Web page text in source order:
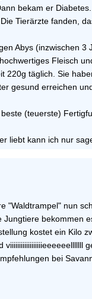
bekam er
Tierärzte fanden,
Abys (inzwischen
Fleisch
220g täglich. Sie
gesund erreichen
(teuerste)
liebt kann ich nur
"Waldtrampel" nun
Jungtiere bekommen
kostet ein Kilo
viiiiiiiiiiiiiiiiiieeeeeelllllll
bei